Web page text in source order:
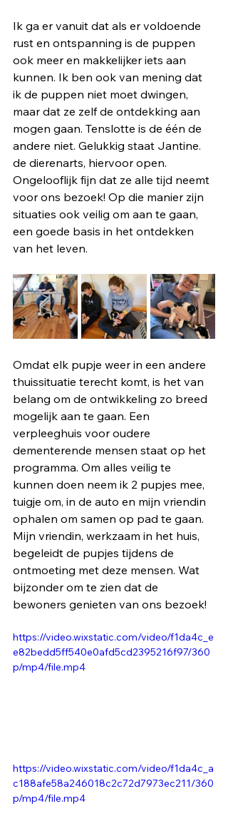
Ik ga er vanuit dat als er voldoende
rust en ontspanning is de puppen
ook meer en makkelijker iets aan
kunnen. Ik ben ook van mening dat
ik de puppen niet moet dwingen,
maar dat ze zelf de ontdekking aan
mogen gaan. Tenslotte is de één de
andere niet. Gelukkig staat Jantine.
de dierenarts, hiervoor open.
Ongelooflijk fijn dat ze alle tijd neemt
voor ons bezoek! Op die manier zijn
situaties ook veilig om aan te gaan,
een goede basis in het ontdekken
van het leven.
Omdat elk pupje weer in een andere
thuissituatie terecht komt, is het van
belang om de ontwikkeling zo breed
mogelijk aan te gaan. Een
verpleeghuis voor oudere
dementerende mensen staat op het
programma. Om alles veilig te
kunnen doen neem ik 2 pupjes mee,
tuigje om, in de auto en mijn vriendin
ophalen om samen op pad te gaan.
Mijn vriendin, werkzaam in het huis,
begeleidt de pupjes tijdens de
ontmoeting met deze mensen. Wat
bijzonder om te zien dat de
bewoners genieten van ons bezoek!
https://video.wixstatic.com/video/f1da4c_e
e82bedd5ff540e0afd5cd2395216f97/360
p/mp4/file.mp4
https://video.wixstatic.com/video/f1da4c_a
c188afe58a246018c2c72d7973ec211/360
p/mp4/file.mp4